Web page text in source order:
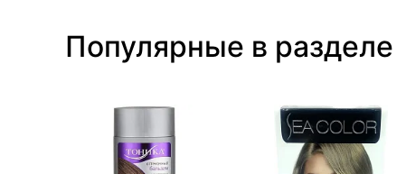
Популярные в разделе